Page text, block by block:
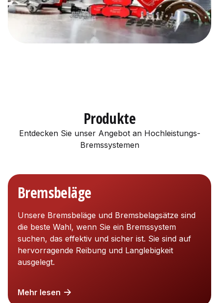
Produkte
Entdecken Sie unser Angebot an Hochleistungs-
Bremssystemen
Bremsbeläge
Unsere Bremsbeläge und Bremsbelagsätze sind
die beste Wahl, wenn Sie ein Bremssystem
suchen, das effektiv und sicher ist. Sie sind auf
hervorragende Reibung und Langlebigkeit
ausgelegt.
Mehr lesen